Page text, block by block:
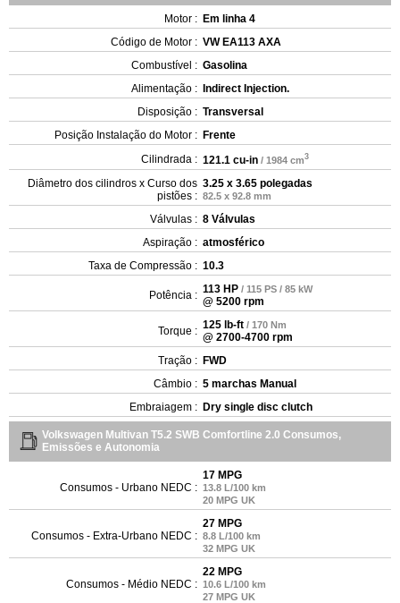
Motor : Em linha 4
Código de Motor : VW EA113 AXA
Combustível : Gasolina
Alimentação :
Indirect Injection.
Disposição : Transversal
Posição Instalação do Motor : Frente
Cilindrada : 121.1 cu-in / 1984 cm3
Diâmetro dos cilindros x Curso dos
pistões :
3.25 x 3.65 polegadas
82.5 x 92.8 mm
Válvulas : 8 Válvulas
Aspiração : atmosférico
Taxa de Compressão : 10.3
Potência : 113 HP / 115 PS / 85 kW
@ 5200 rpm
Torque : 125 lb-ft / 170 Nm
@ 2700-4700 rpm
Tração : FWD
Câmbio : 5 marchas Manual
Embraiagem : Dry single disc clutch
Volkswagen Multivan T5.2 SWB Comfortline 2.0 Consumos,
Emissões e Autonomia
Consumos - Urbano NEDC :
17 MPG
13.8 L/100 km
20 MPG UK
Consumos - Extra-Urbano NEDC :
27 MPG
8.8 L/100 km
32 MPG UK
Consumos - Médio NEDC :
22 MPG
10.6 L/100 km
27 MPG UK